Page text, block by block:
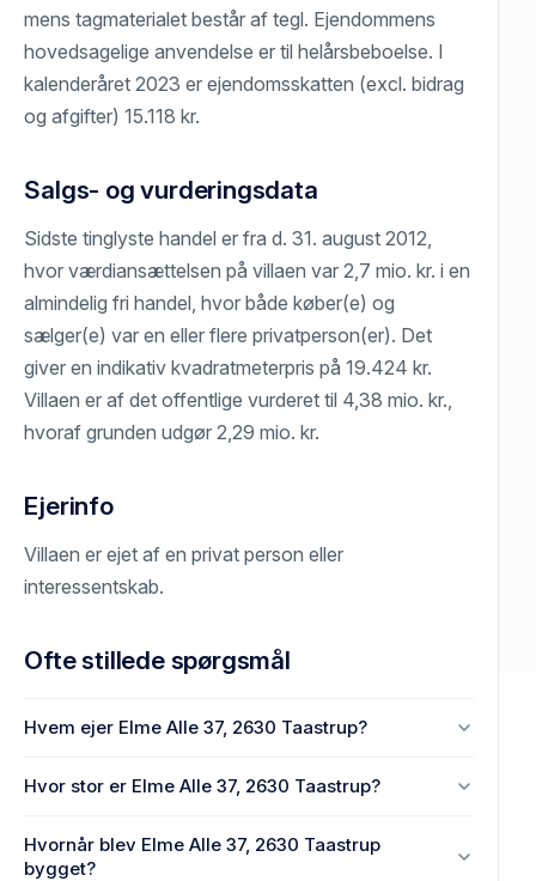
mens tagmaterialet består af tegl. Ejendommens
hovedsagelige anvendelse er til helårsbeboelse. I
kalenderåret 2023 er ejendomsskatten (excl. bidrag
og afgifter) 15.118 kr.
Salgs- og vurderingsdata
Sidste tinglyste handel er fra d. 31. august 2012,
hvor værdiansættelsen på villaen var 2,7 mio. kr. i en
almindelig fri handel, hvor både køber(e) og
sælger(e) var en eller flere privatperson(er). Det
giver en indikativ kvadratmeterpris på 19.424 kr.
Villaen er af det offentlige vurderet til 4,38 mio. kr.,
hvoraf grunden udgør 2,29 mio. kr.
Ejerinfo
Villaen er ejet af en privat person eller
interessentskab.
Ofte stillede spørgsmål
Hvem ejer Elme Alle 37, 2630 Taastrup?
Hvor stor er Elme Alle 37, 2630 Taastrup?
2630 Taastrup.
Hvornår blev Elme Alle 37, 2630 Taastrup
bygget?